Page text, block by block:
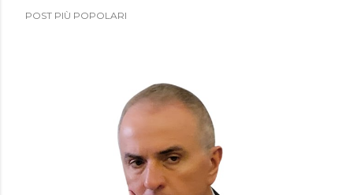
POST PIÙ POPOLARI